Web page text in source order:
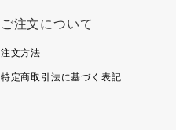
ご注文について
注文方法
特定商取引法に基づく表記